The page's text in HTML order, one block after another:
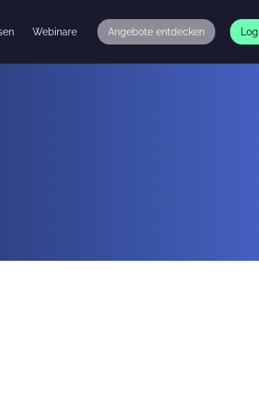
Webinare Angebote entdecken